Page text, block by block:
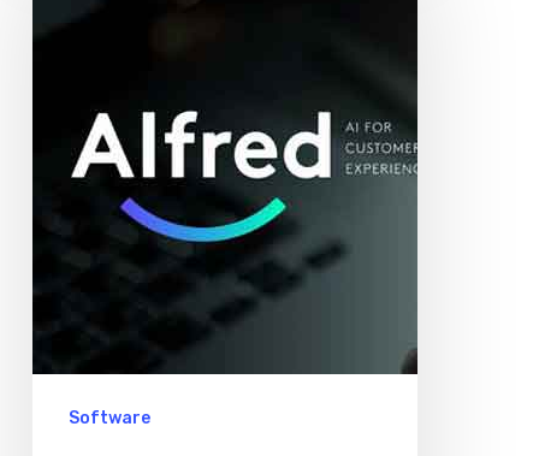
quiere
cambiar
negocio
centers»
Software